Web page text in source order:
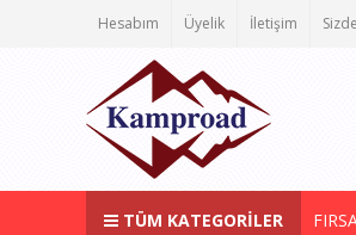
Hesabım Üyelik İletişim
TÜM KATEGORİLER